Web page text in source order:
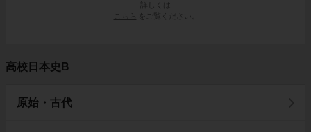
詳しくは
こちら
をご覧ください。
高校日本史B
原始・古代